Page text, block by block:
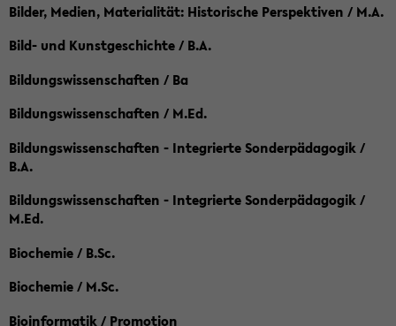
Bilder, Medien, Materialität: Historische Perspektiven / M.A.
Bild- und Kunstgeschichte / B.A.
Bildungswissenschaften / Ba
Bildungswissenschaften / M.Ed.
Bildungswissenschaften - Integrierte Sonderpädagogik /
B.A.
Bildungswissenschaften - Integrierte Sonderpädagogik /
M.Ed.
Biochemie / B.Sc.
Biochemie / M.Sc.
Bioinformatik / Promotion